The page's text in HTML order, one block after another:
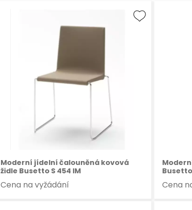
Moderní jídelní čalouněná kovová
židle Busetto S 454 IM
Cena na vyžádání
Busetto
Cena